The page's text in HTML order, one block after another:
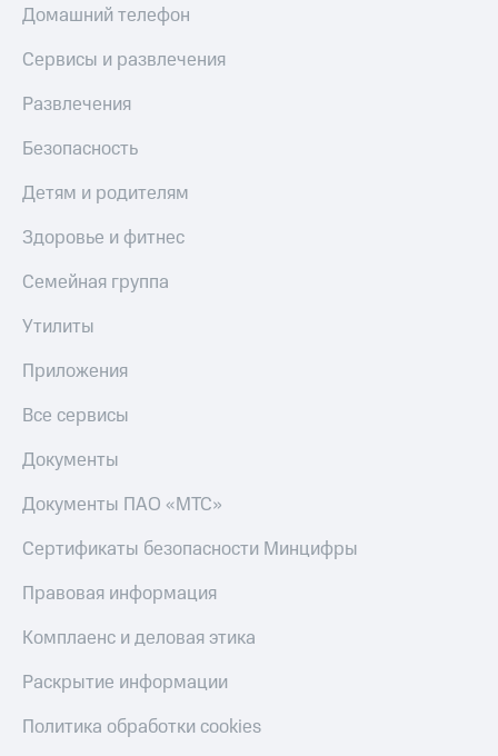
Домашний телефон
Сервисы и развлечения
Развлечения
Безопасность
Детям и родителям
Здоровье и фитнес
Семейная группа
Утилиты
Приложения
Все сервисы
Документы
Документы ПАО «МТС»
Сертификаты безопасности Минцифры
Правовая информация
Комплаенс и деловая этика
Раскрытие информации
Политика обработки cookies